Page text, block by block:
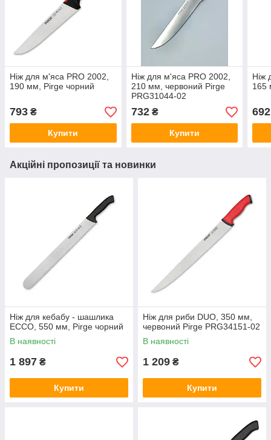
Ніж для м'яса PRO 2002,
190 мм, Pirge чорний
793 ₴
Купити
Ніж для м'яса PRO 2002,
210 мм, червоний Pirge
PRG31044-02
732₴
Купити
Ніж
165
692
Акційні пропозиції та новинки
Ніж для кебабу - шашлика
ECCO, 550 мм, Pirge чорний
В наявності
1 897 ₴
Купити
Ніж для риби DUO, 350 мм,
червоний Pirge PRG34151-02
В наявності
1 209 ₴
Купити